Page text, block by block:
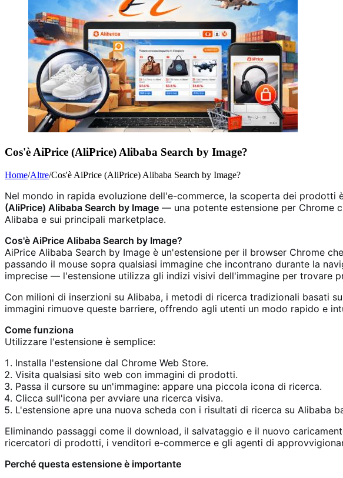
Cos'è AiPrice (AliPrice) Alibaba Search by Image?
Home/Altre/Cos'è AiPrice (AliPrice) Alibaba Search by Image?
Nel mondo in rapida evoluzione dell'e-commerce, la scoperta dei
(AliPrice) Alibaba Search by Image — una potente estensione per Chrome
Alibaba e sui principali marketplace.
Cos'è AiPrice Alibaba Search by Image?
AiPrice Alibaba Search by Image è un'estensione per il browser Chrome
passando il mouse sopra qualsiasi immagine che incontrano durante la
imprecise — l'estensione utilizza gli indizi visivi dell'immagine per trovare
Con milioni di inserzioni su Alibaba, i metodi di ricerca tradizionali basati
immagini rimuove queste barriere, offrendo agli utenti un modo rapido e
Come funziona
Utilizzare l'estensione è semplice:
Installa l'estensione dal Chrome Web Store.
Visita qualsiasi sito web con immagini di prodotti.
Passa il cursore su un'immagine: appare una piccola icona di ricerca.
Clicca sull'icona per avviare una ricerca visiva.
L'estensione apre una nuova scheda con i risultati di ricerca su Alibaba
Eliminando passaggi come il download, il salvataggio e il nuovo
ricercatori di prodotti, i venditori e-commerce e gli agenti di
Perché questa estensione è importante